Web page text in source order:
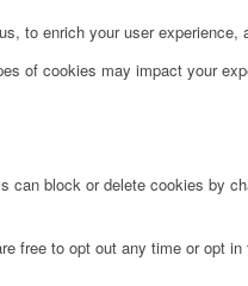
to enrich your user
of cookies may impact your
block or delete cookies by
free to opt out any time or opt